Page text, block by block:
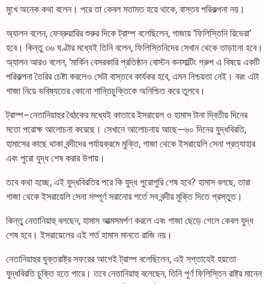
মুখে অনেক কথা বলেন। পরে তা কেবল মতামত হয়ে থাকে, বাস্তব পরিকল্পনা নয়।
অ্যালন বলেন, ফেব্রুয়ারির শুরুর দিকে ট্রাম্প বলেছিলেন, গাজায় ‘ফিলিস্তিনি রিভেরা’
হবে। কিন্তু ৩৬ ঘণ্টার মধ্যেই তিনি বলেন, ফিলিস্তিনিদের সেখান থেকে তাড়ানো হবে।
অ্যালন আরও বলেন, ‘মার্কিন বেসরকারি প্রতিষ্ঠান বোস্টন কনসাল্টিং গ্রুপ এ বিষয়ে একটি
পরিকল্পনা তৈরির চেষ্টা করলেও সেটা বাস্তবে কার্যকর হবে, এমন নিশ্চয়তা নেই। বরং এটা
গাজা নিয়ে ভবিষ্যতের কোনো শান্তিচুক্তিকে অনিশ্চিত করে তুলবে।
ট্রাম্প–নেতানিয়াহুর বৈঠকের মধ্যেই কাতারে ইসরায়েল ও হামাস টানা দ্বিতীয় দিনের
মতো পরোক্ষ আলোচনা করেছে। সেখানে আলোচনায় আছে—৬০ দিনের যুদ্ধবিরতি,
হামাসের কাছে থাকা বন্দীদের পর্যায়ক্রমে মুক্তি, গাজা থেকে ইসরায়েলি সেনা প্রত্যাহার
এবং পুরো যুদ্ধ শেষ করার উপায়।
তবে কথা হচ্ছে, এই যুদ্ধবিরতির পরে কি যুদ্ধ পুরোপুরি শেষ হবে? হামাস বলছে, তারা
গাজা থেকে ইসরায়েলি সেনা সম্পূর্ণ সরানোর শর্তে সব বন্দীর মুক্তি দিতে প্রস্তুত।
কিন্তু নেতানিয়াহু বলছেন, হামাস আত্মসমর্পণ করলে এবং গাজা ছেড়ে গেলে কেবল যুদ্ধ
শেষ হবে। ইসরায়েলের এই শর্ত হামাস মানতে রাজি নয়।
নেতানিয়াহুর যুক্তরাষ্ট্র সফরের আগেই ট্রাম্প বলেছিলেন, এই সপ্তাহেই হয়তো
যুদ্ধবিরতি চুক্তি হতে পারে। তবে নেতানিয়াহু বলেছেন, তিনি পূর্ণ ফিলিস্তিন রাষ্ট্র মানেন